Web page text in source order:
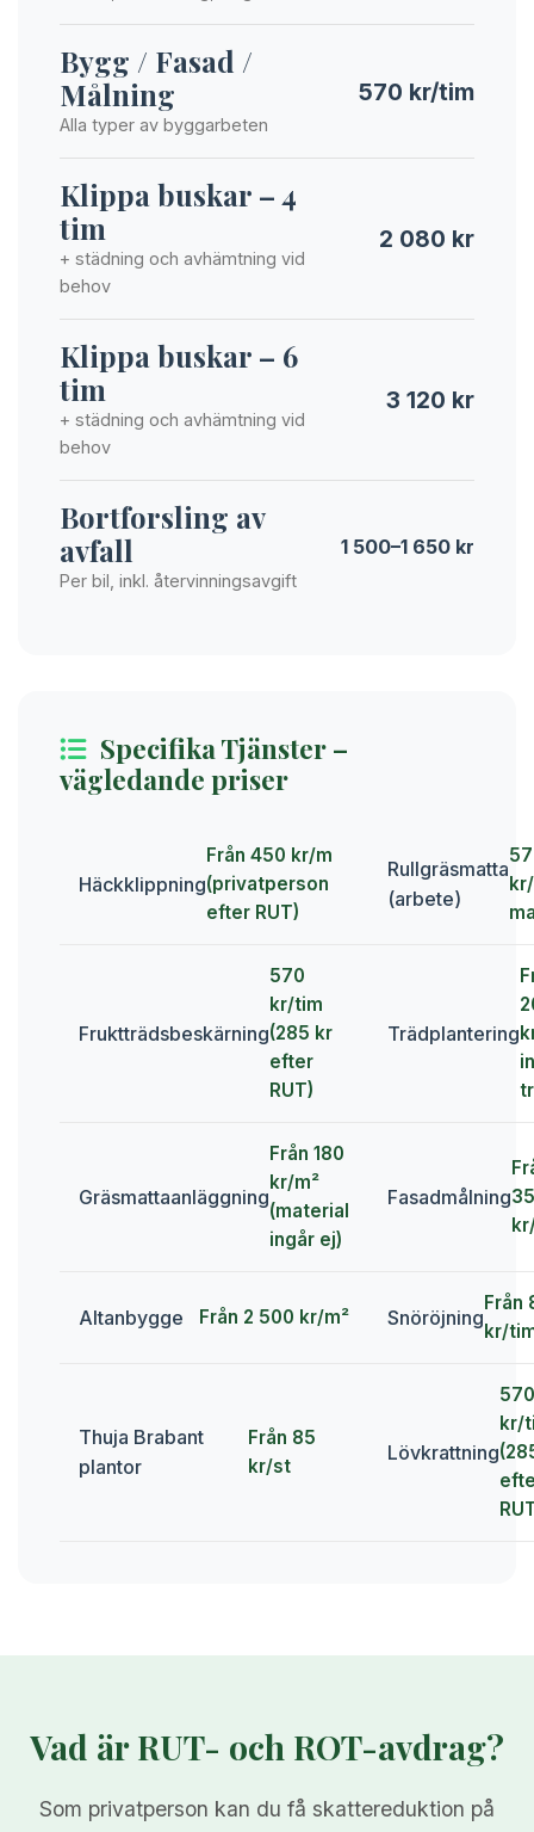
Bygg / Fasad /
Målning
Alla typer av byggarbeten
570 kr/tim
Klippa buskar – 4
tim
+ städning och avhämtning vid
behov
2 080 kr
Klippa buskar – 6
tim
+ städning och avhämtning vid
behov
3 120 kr
Bortforsling av
avfall
Per bil, inkl. återvinningsavgift
1 500–1 650 kr
Specifika Tjänster –
vägledande priser
Häckklippning
Från 450 kr/m
(privatperson
efter RUT)
Rullgräsmatta
(arbete)
Fruktträdsbeskärning
570
kr/tim
(285 kr
efter
RUT)
Trädplantering
Gräsmattaanläggning
Från 180
kr/m²
(material
ingår ej)
Fasadmålning
Altanbygge Från 2 500 kr/m² Snöröjning
Från
kr/
Thuja Brabant
plantor
Från 85
kr/st
Lövkrattning
570
kr/
Vad är RUT- och ROT-avdrag?
Som privatperson kan du få skattereduktion på